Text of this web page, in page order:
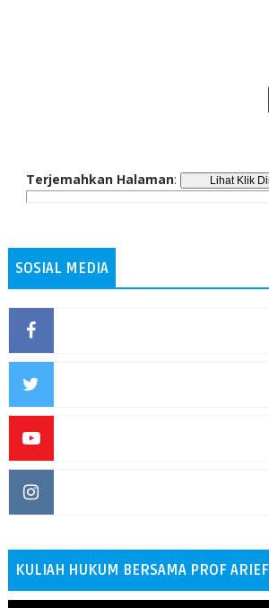
Terjemahkan Halaman:
SOSIAL MEDIA
KULIAH HUKUM BERSAMA PROF ARIEF